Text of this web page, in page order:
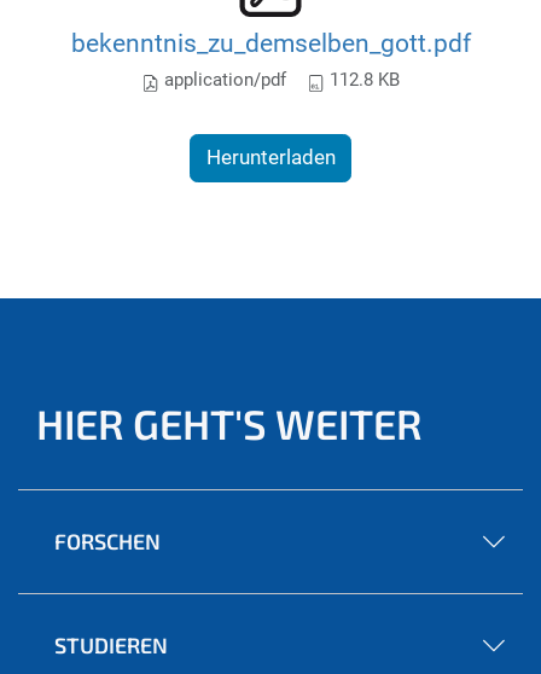
bekenntnis_zu_demselben_gott.pdf
application/pdf 112.8 KB
Herunterladen
HIER GEHT'S WEITER
FORSCHEN
STUDIEREN